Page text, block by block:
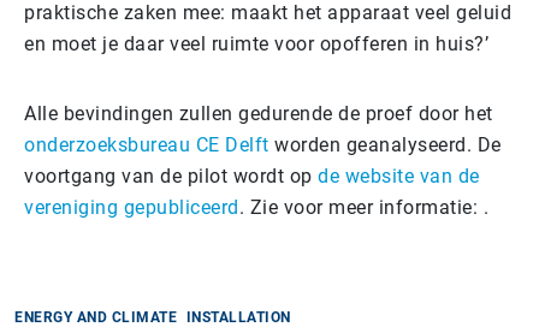
praktische zaken mee: maakt het apparaat veel geluid
en moet je daar veel ruimte voor opofferen in huis?’
Alle bevindingen zullen gedurende de proef door het
onderzoeksbureau CE Delft worden geanalyseerd. De
voortgang van de pilot wordt op de website van de
vereniging gepubliceerd. Zie voor meer informatie: .
ENERGY AND CLIMATE INSTALLATION